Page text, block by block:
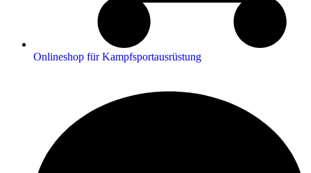
Onlineshop für Kampfsportausrüstung